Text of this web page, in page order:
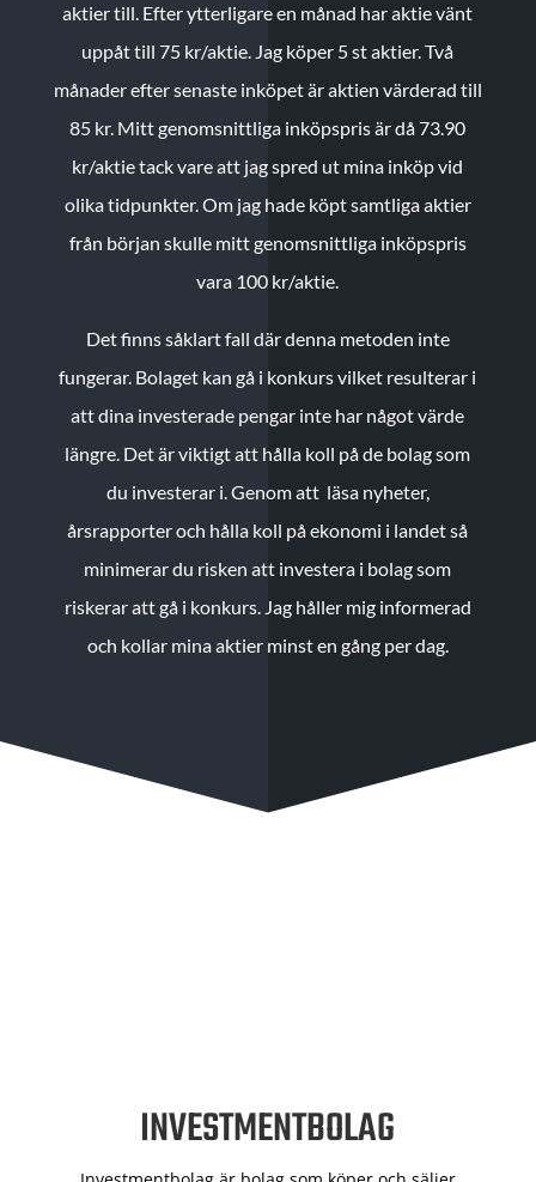
aktier till. Efter ytterligare en månad har aktie vänt
uppåt till 75 kr/aktie. Jag köper 5 st aktier.Två
månader efter senaste inköpet är aktien värderad till
85 kr. Mitt genomsnittliga inköpspris är då 73.90
kr/aktie tack vare att jag spred ut mina inköp vid
olika tidpunkter. Om jag hade köpt samtliga aktier
från början skulle mitt genomsnittliga inköpspris
vara 100 kr/aktie.
Det finns såklart fall där denna metoden inte
fungerar. Bolaget kan gå i konkurs vilket resulterar i
att dina investerade pengar inte har något värde
längre. Det är viktigt att hålla koll på de bolag som
du investerar i. Genom att läsa nyheter,
årsrapporter och hålla koll på ekonomi i landet så
minimerar du risken att investera i bolag som
riskerar att gå i konkurs. Jag håller mig informerad
och kollar mina aktier minst en gång per dag.
INVESTMENTBOLAG